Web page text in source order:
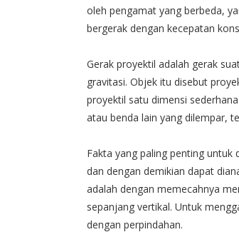
oleh pengamat yang berbeda,
bergerak dengan kecepatan
Gerak proyektil adalah gerak
gravitasi. Objek itu disebut
proyektil satu dimensi
atau benda lain yang dilempar,
Fakta yang paling penting untuk
dan dengan demikian dapat
adalah dengan memecahnya
sepanjang vertikal. Untuk
dengan perpindahan.